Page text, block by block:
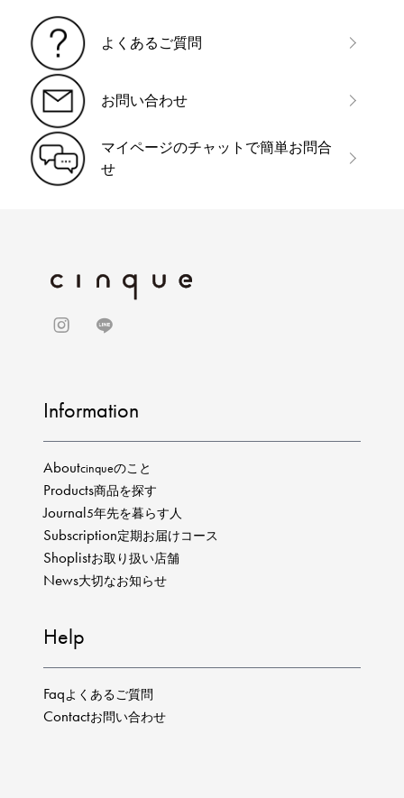
よくあるご質問
お問い合わせ
マイページのチャットで簡単お問合
せ
Information
Aboutcinqueのこと
Products商品を探す
Journal5年先を暮らす人
Subscription定期お届けコース
Shoplistお取り扱い店舗
News大切なお知らせ
Help
Faqよくあるご質問
Contactお問い合わせ